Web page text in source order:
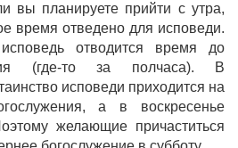
вы планируете прийти с утра,
время отведено для исповеди.
отводится время до
(где-то за полчаса). В
исповеди приходится на
а в воскресенье
желающие причаститься